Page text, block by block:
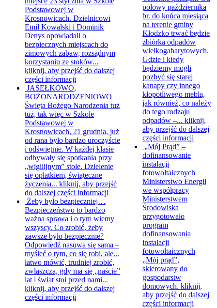
Podstawowej w
Krosnowicach. Dzielnicowi
Emil Kowalski i Dominik
Denys opowiadali o
bezpiecznych miejscach do
zimowych zabaw, rozsądnym
korzystaniu ze stoków...
kliknij, aby przejść do dalszej
części informacji
JASEŁKOWO,
BOŻONARODZENIOWO
Święta Bożego Narodzenia tuż
tuż, tak więc w Szkole
Podstawowej w
Krosnowicach, 21 grudnia, już
od rana było bardzo uroczyście
i odświętnie. W każdej klasie
odbywały się spotkania przy
„wigilijnym” stole. Dzielenie
się opłatkiem, świąteczne
życzenia... kliknij, aby przejść
do dalszej części informacji
Żeby było bezpieczniej…
Bezpieczeństwo to bardzo
ważna sprawa i o tym wiemy
wszyscy. Co zrobić, żeby
zawsze było bezpiecznie?
Odpowiedź nasuwa się sama –
myśleć o tym, co się robi, ale...
łatwo mówić, trudniej zrobić,
zwłaszcza, gdy ma się „naście”
lat i świat stoi przed nami...
kliknij, aby przejść do dalszej
części informacji
połowy października
br. do końca miesiąca
na terenie gminy
Kłodzko trwać będzie
zbiórka odpadów
wielkogabarytowych.
Gdzie i kiedy
będziemy mogli
pozbyć się starej
kanapy czy innego
kłopotliwego mebla,
jak również, co należy
do tego rodzaju
odpadów –... kliknij,
aby przejść do dalszej
części informacji
„Mój Prąd” –
dofinansowanie
instalacji
fotowoltaicznych
Ministerstwo Energii
we współpracy
Ministerstwem
Środowiska
przygotowało
program
dofinansowania
instalacji
fotowoltaicznych
„Mój prąd”,
skierowany do
gospodarstw
domowych. kliknij,
aby przejść do dalszej
części informacji